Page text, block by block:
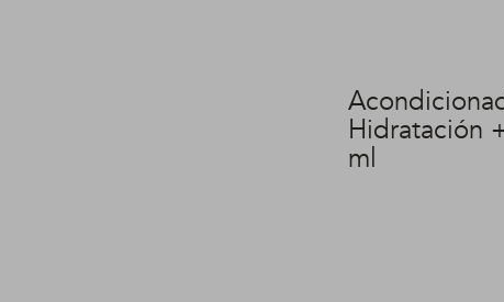
Hidratación
ml